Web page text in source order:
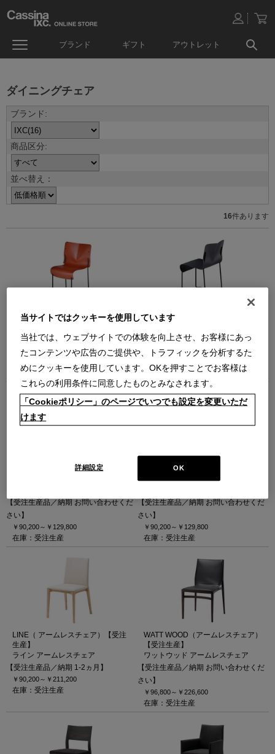
ブランド ギフト アウトレット
ダイニングチェア
並べ替え：
16件あります
OLIOチェア（赤茶）
オリオチェア
【在庫品】
在庫：在庫あり
OLIOチェア（アントラサイト）
オリオチェア
【在庫品】
在庫：在庫あり
MEMBRANE（ループ脚）【受注生
【受注生産品／納期 お問い合わせくだ
さい】
￥90,200～ ￥129,800
在庫：受注生産
MEMBRANE（4本脚）【受注生
産】
【受注生産品／納期 お問い合わせくだ
さい】
￥90,200～ ￥129,800
在庫：受注生産
LINE（ アームレスチェア）【受注
生産】
ライン アームレスチェア
【受注生産品／納期 1-2ヵ月】
￥90,200～ ￥211,200
在庫：受注生産
WATT WOOD（アームレスチェア）
【受注生産】
ワットウッド アームレスチェア
【受注生産品／納期 お問い合わせくだ
さい】
￥96,800～ ￥226,600
在庫：受注生産
当サイトではクッキーを使用しています
当社では、ウェブサイトでの体験を向上させ、お客様にあっ
たコンテンツや広告のご提供や、トラフィックを分析するた
めにクッキーを使用しています。OKを押すことでお客様は
これらの利用条件に同意したものとみなされます。
「Cookieポリシー」のページでいつでも設定を変更いただ
けます
OK
詳細設定